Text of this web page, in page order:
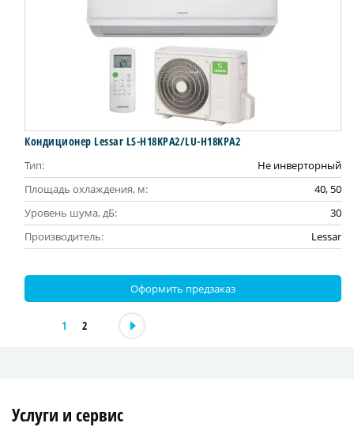
Кондиционер Lessar LS-H18KPA2/LU-H18KPA2
Тип:
Не инверторный
Площадь охлаждения, м:
40, 50
Уровень шума, дБ:
30
Производитель:
Lessar
Оформить предзаказ
1 2
Услуги и сервис